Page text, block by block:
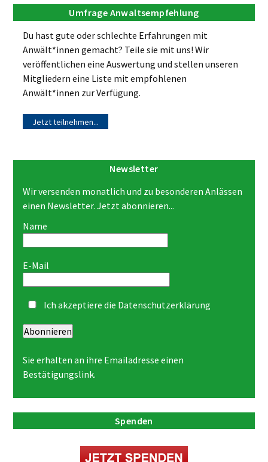
Umfrage Anwaltsempfehlung
Du hast gute oder schlechte Erfahrungen mit
Anwält*innen gemacht? Teile sie mit uns! Wir
veröffentlichen eine Auswertung und stellen unseren
Mitgliedern eine Liste mit empfohlenen
Anwält*innen zur Verfügung.
Jetzt teilnehmen...
Newsletter
Wir versenden monatlich und zu besonderen Anlässen
einen Newsletter. Jetzt abonnieren...
Name
E-Mail
Ich akzeptiere die Datenschutzerklärung
Abonnieren
Sie erhalten an ihre Emailadresse einen
Bestätigungslink.
Spenden